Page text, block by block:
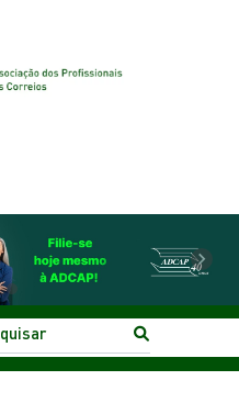
Next